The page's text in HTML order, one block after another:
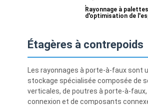
,
Rayonnage à
d'optimisation de
Étagères à contrepoids
Les rayonnages à porte-à-faux sont
stockage spécialisée composée de
verticales, de poutres à porte-à-faux,
connexion et de composants